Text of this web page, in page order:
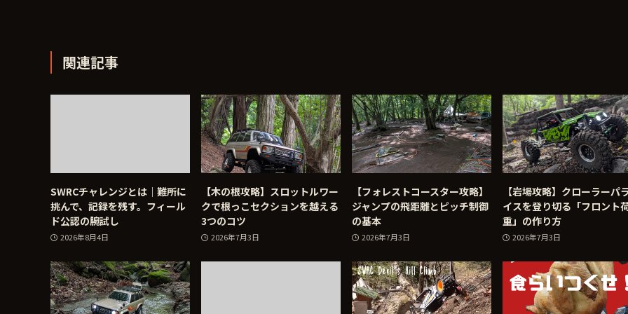
関連記事
SWRCチャレンジとは｜難所に
挑んで、記録を残す。フィール
ド公認の腕試し
2026年8月4日
【木の根攻略】スロットルワー
クで根っこセクションを越える
3つのコツ
2026年7月3日
【フォレストコースター攻略】
ジャンプの飛距離とピッチ制御
の基本
2026年7月3日
【岩場攻略】クローラーパ
イスを登り切る「フロント
重」の作り方
2026年7月3日